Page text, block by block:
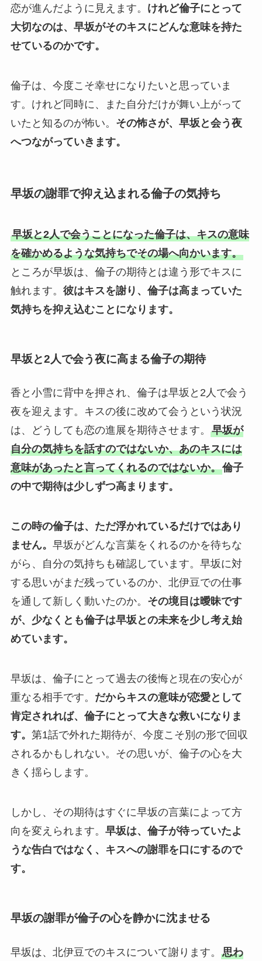
恋が進んだように見えます。 けれど倫子にとって
大切なのは、早坂がそのキスにどんな意味を持た
せているのかです。
倫子は、今度こそ幸せになりたいと思っていま
す。けれど同時に、また自分だけが舞い上がって
いたと知るのが怖い。 その怖さが、早坂と会う夜
へつながっていきます。
早坂の謝罪で抑え込まれる倫子の気持ち
早坂と2人で会うことになった倫子は、キスの意味
を確かめるような気持ちでその場へ向かいます。
ところが早坂は、倫子の期待とは違う形でキスに
触れます。 彼はキスを謝り、倫子は高まっていた
気持ちを抑え込むことになります。
早坂と2人で会う夜に高まる倫子の期待
香と小雪に背中を押され、倫子は早坂と2人で会う
夜を迎えます。キスの後に改めて会うという状況
は、どうしても恋の進展を期待させます。 早坂が
自分の気持ちを話すのではないか、あのキスには
意味があったと言ってくれるのではないか。倫子
の中で期待は少しずつ高まります。
この時の倫子は、ただ浮かれているだけではあり
ません。 早坂がどんな言葉をくれるのかを待ちな
がら、自分の気持ちも確認しています。早坂に対
する思いがまだ残っているのか、北伊豆での仕事
を通して新しく動いたのか。 その境目は曖昧です
が、少なくとも倫子は早坂との未来を少し考え始
めています。
早坂は、倫子にとって過去の後悔と現在の安心が
重なる相手です。 だからキスの意味が恋愛として
肯定されれば、倫子にとって大きな救いになりま
す。 第1話で外れた期待が、今度こそ別の形で回収
されるかもしれない。その思いが、倫子の心を大
きく揺らします。
しかし、その期待はすぐに早坂の言葉によって方
向を変えられます。 早坂は、倫子が待っていたよ
うな告白ではなく、キスへの謝罪を口にするので
す。
早坂の謝罪が倫子の心を静かに沈ませる
早坂は、北伊豆でのキスについて謝ります。 思わ